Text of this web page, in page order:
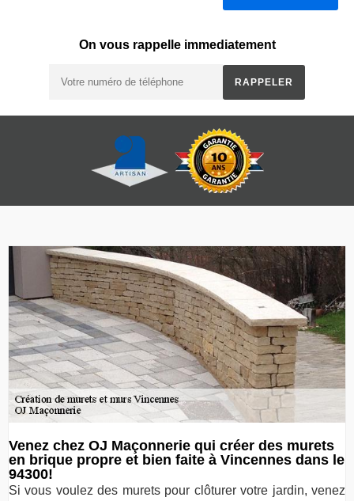
On vous rappelle immediatement
Venez chez OJ Maçonnerie qui créer des murets
en brique propre et bien faite à Vincennes dans le
94300!
Si vous voulez des murets pour clôturer votre jardin, venez